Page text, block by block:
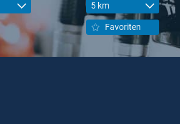
5 km
Favoriten